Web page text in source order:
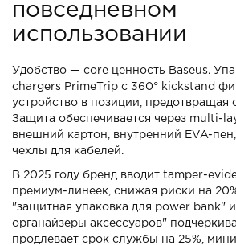
повседневном
использовании
Удобство — core ценность Baseus.
chargers PrimeTrip с 360° kickstand
устройство в позиции, предотвращая
Защита обеспечивается через multi-
внешний картон, внутренний EVA-
чехлы для кабелей.
В 2025 году бренд вводит tamper-
премиум-линеек, снижая риски на
"защитная упаковка для power bank"
органайзеры аксессуаров"
продлевает срок службы на 25%,